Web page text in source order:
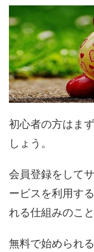
初心者の方はま
しょう。
会員登録をして
ービスを利用す
れる仕組みのこ
無料で始められ